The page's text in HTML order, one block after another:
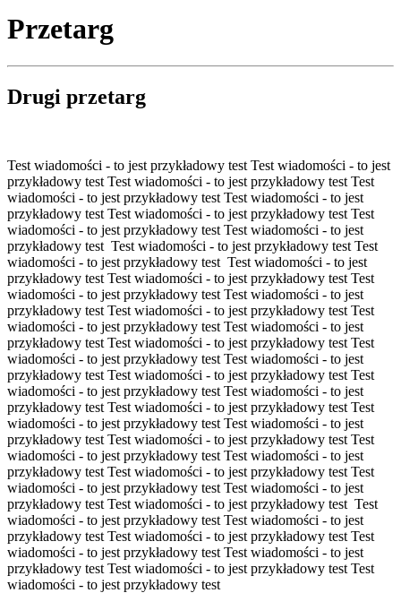
Przetarg
Drugi przetarg
Test wiadomości - to jest przykładowy test Test wiadomości - to jest
przykładowy test Test wiadomości - to jest przykładowy test Test
wiadomości - to jest przykładowy test Test wiadomości - to jest
przykładowy test Test wiadomości - to jest przykładowy test Test
wiadomości - to jest przykładowy test Test wiadomości - to jest
przykładowy test Test wiadomości - to jest przykładowy test Test
wiadomości - to jest przykładowy test Test wiadomości - to jest
przykładowy test Test wiadomości - to jest przykładowy test Test
wiadomości - to jest przykładowy test Test wiadomości - to jest
przykładowy test Test wiadomości - to jest przykładowy test Test
wiadomości - to jest przykładowy test Test wiadomości - to jest
przykładowy test Test wiadomości - to jest przykładowy test Test
wiadomości - to jest przykładowy test Test wiadomości - to jest
przykładowy test Test wiadomości - to jest przykładowy test Test
wiadomości - to jest przykładowy test Test wiadomości - to jest
przykładowy test Test wiadomości - to jest przykładowy test Test
wiadomości - to jest przykładowy test Test wiadomości - to jest
przykładowy test Test wiadomości - to jest przykładowy test Test
wiadomości - to jest przykładowy test Test wiadomości - to jest
przykładowy test Test wiadomości - to jest przykładowy test Test
wiadomości - to jest przykładowy test Test wiadomości - to jest
przykładowy test Test wiadomości - to jest przykładowy test Test
wiadomości - to jest przykładowy test Test wiadomości - to jest
przykładowy test Test wiadomości - to jest przykładowy test Test
wiadomości - to jest przykładowy test Test wiadomości - to jest
przykładowy test Test wiadomości - to jest przykładowy test Test
wiadomości - to jest przykładowy test